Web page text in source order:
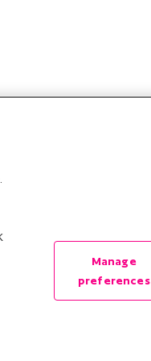
voor je
goed na
voogd de
lijfrente
Personeelsdiensten
Manage
preferences